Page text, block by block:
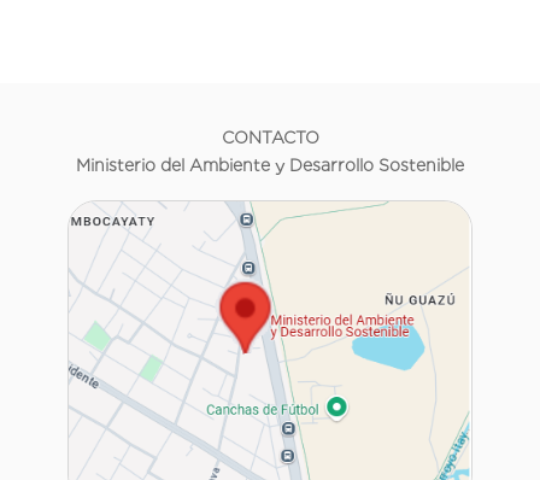
CONTACTO
Ministerio del Ambiente y Desarrollo Sostenible